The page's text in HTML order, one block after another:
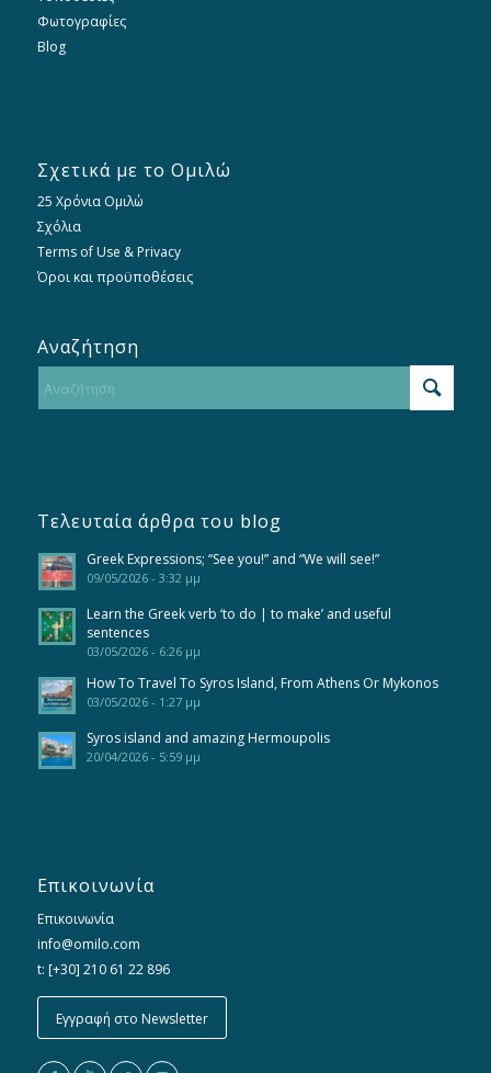
Φωτογραφίες
Blog
Σχετικά με το Ομιλώ
25 Χρόνια Ομιλώ
Σχόλια
Terms of Use & Privacy
Όροι και προϋποθέσεις
Αναζήτηση
Τελευταία άρθρα του blog
Greek Expressions; “See you!” and “We will see!”
09/05/2026 - 3:32 μμ
Learn the Greek verb ‘to do | to make’ and useful
sentences
03/05/2026 - 6:26 μμ
How To Travel To Syros Island, From Athens Or Mykonos
03/05/2026 - 1:27 μμ
Syros island and amazing Hermoupolis
20/04/2026 - 5:59 μμ
Επικοινωνία
Επικοινωνία
info@omilo.com
t: [+30] 210 61 22 896
Εγγραφή στο Newsletter